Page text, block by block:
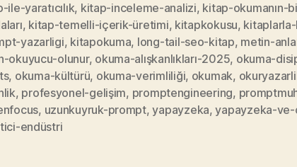
ile-yaratıcılık, kitap-inceleme-analizi, kitap-okumanın-
, kitap-temelli-içerik-üretimi, kitapkokusu,
yazarligi, kitapokuma, long-tail-seo-kitap, metin-
okuyucu-olunur, okuma-alışkanlıkları-2025, okuma-
, okuma-kültürü, okuma-verimliliği, okumak,
, profesyonel-gelişim, promptengineering,
, uzunkuyruk-prompt,yapayzeka,yapayzeka-ve-
endüstri